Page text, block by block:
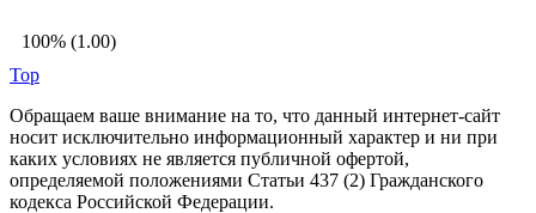
100% (1.00)
Top
Обращаем ваше внимание на то, что данный интернет-сайт
носит исключительно информационный характер и ни при
каких условиях не является публичной офертой,
определяемой положениями Статьи 437 (2) Гражданского
кодекса Российской Федерации.